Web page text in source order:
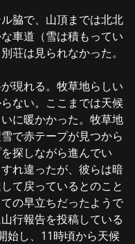
脇で、山頂までは北北
車道（雪は積もってい
荘は見られなかった。
現れる。牧草地らしい
ない。ここまでは天候
に暖かかった。牧草地
で赤テープが見つから
探しながら進んでい
れ違ったが、彼らは暗
て戻っているとのこと
の早立ちだったようで
行報告を投稿している
始し、11時頃から天候